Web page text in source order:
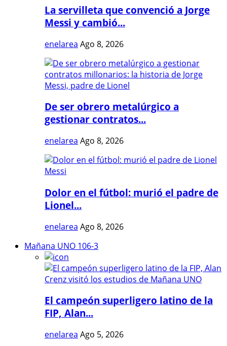
La servilleta que convenció a Jorge
Messi y cambió...
enelarea Ago 8, 2026
De ser obrero metalúrgico a
gestionar contratos...
enelarea Ago 8, 2026
Dolor en el fútbol: murió el padre de
Lionel...
enelarea Ago 8, 2026
Mañana UNO 106-3
El campeón superligero latino de la
FIP, Alan...
enelarea Ago 5, 2026